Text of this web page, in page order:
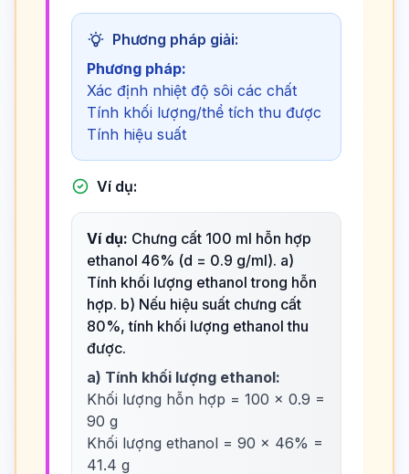
Phương pháp giải:
Phương pháp:
Xác định nhiệt độ sôi các chất
Tính khối lượng/thể tích thu được
Tính hiệu suất
Ví dụ:
Ví dụ: Chưng cất 100 ml hỗn hợp
ethanol 46% (d = 0.9 g/ml). a)
Tính khối lượng ethanol trong hỗn
hợp. b) Nếu hiệu suất chưng cất
80%, tính khối lượng ethanol thu
được.
a) Tính khối lượng ethanol:
Khối lượng hỗn hợp = 100 × 0.9 =
90 g
Khối lượng ethanol = 90 × 46% =
41.4 g